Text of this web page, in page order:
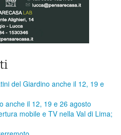
del Giardino anche il 12, 19 e
anche il 12, 19 e 26 agosto
mobile e TV nella Val di Lima;